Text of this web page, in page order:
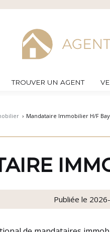
TROUVER UN AGENT
› Mandataire Immobilier H/F
Publiée le